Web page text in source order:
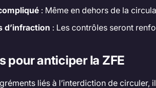
: Même en dehors de la
d’infraction : Les contrôles seront
pour anticiper la ZFE
liés à l’interdiction de